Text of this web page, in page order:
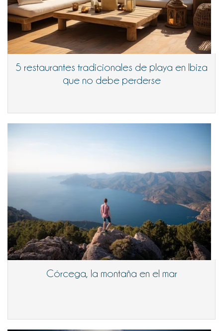
5 restaurantes tradicionales de playa en Ibiza
que no debe perderse
Córcega, la montaña en el mar